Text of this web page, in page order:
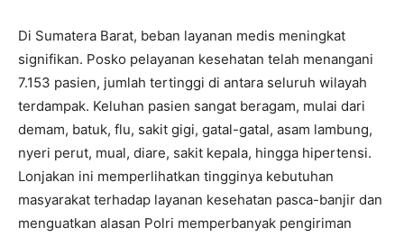
Di Sumatera Barat, beban layanan medis meningkat
signifikan. Posko pelayanan kesehatan telah menangani
7.153 pasien, jumlah tertinggi di antara seluruh wilayah
terdampak. Keluhan pasien sangat beragam, mulai dari
demam, batuk, flu, sakit gigi, gatal-gatal, asam lambung,
nyeri perut, mual, diare, sakit kepala, hingga hipertensi.
Lonjakan ini memperlihatkan tingginya kebutuhan
masyarakat terhadap layanan kesehatan pasca-banjir dan
menguatkan alasan Polri memperbanyak pengiriman